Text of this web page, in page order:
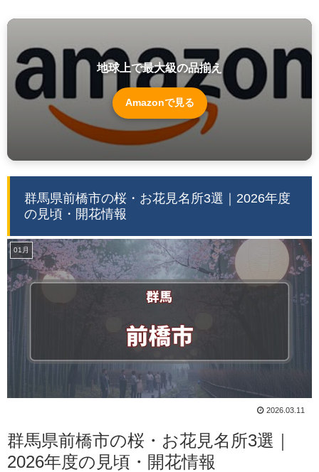
地球上で最大級の品揃え
Amazonで見る
群馬県前橋市の桜・お花見名所3選｜2026年度
の見頃・開花情報
01月
2026.03.11
群馬県前橋市の桜・お花見名所3選｜
2026年度の見頃・開花情報